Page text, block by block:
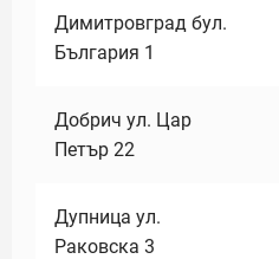
Димитровград бул.
България 1
Добрич ул. Цар
Петър 22
Дупница ул.
Раковска 3